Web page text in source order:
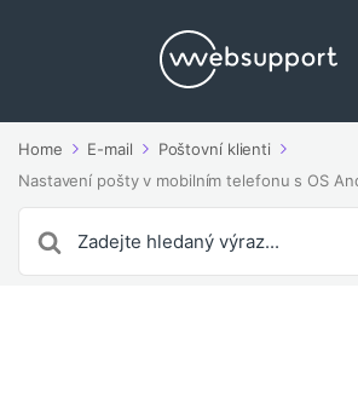
Home E-mail
Poštovní klienti
Nastavení pošty v mobilním telefonu s OS
For